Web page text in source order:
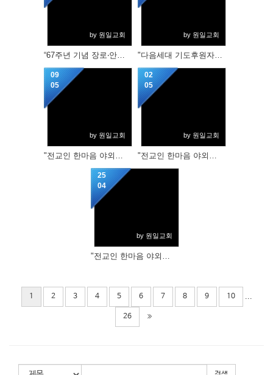
by 원일교회
“67주년 기념 장로‧안수집사‧권사 임직예식”
by 원일교회
"다음세대 기도후원자 매칭식"
09
05
by 원일교회
"전교인 한마음 야외예배"
02
05
by 원일교회
"전교인 한마음 야외예배"
25
04
by 원일교회
"전교인 한마음 야외예배 안내사항"
1 2 3 4 5 6 7 8 9 10 ...
26